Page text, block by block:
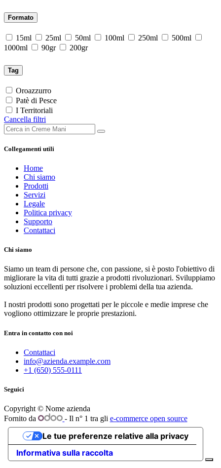
Formato
15ml 25ml 50ml 100ml 250ml
500ml
1000ml
90gr 200gr
Tag
Oroazzurro
Patè di Pesce
I Territoriali
Cancella filtri
Collegamenti utili
Home
Chi siamo
Prodotti
Servizi
Legale
Politica privacy
Supporto
Contattaci
Chi siamo
Siamo un team di persone che, con passione, si è posto l'obiettivo di
migliorare la vita di tutti grazie a prodotti rivoluzionari. Sviluppiamo
soluzioni eccellenti per risolvere i problemi della tua azienda.
I nostri prodotti sono progettati per le piccole e medie imprese che
vogliono ottimizzare le proprie prestazioni.
Entra in contatto con noi
Contattaci
info@azienda.example.com
+1 (650) 555-0111
Seguici
Copyright © Nome azienda
Fornito da
- Il n° 1 tra gli e-commerce open source
Informativa sulla raccolta
Le tue preferenze relative alla privacy